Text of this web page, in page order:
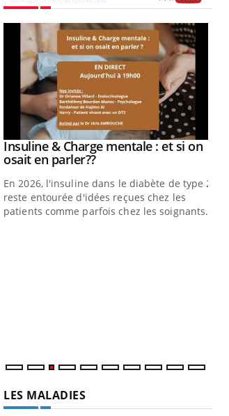
Youtube
Insuline & Charge mentale : et si on
osait en parler??Youtube
En 2026, l'insuline dans le diabète de type 2
reste entourée d'idées reçues chez les
patients comme parfois chez les soignants.
LES MALADIES